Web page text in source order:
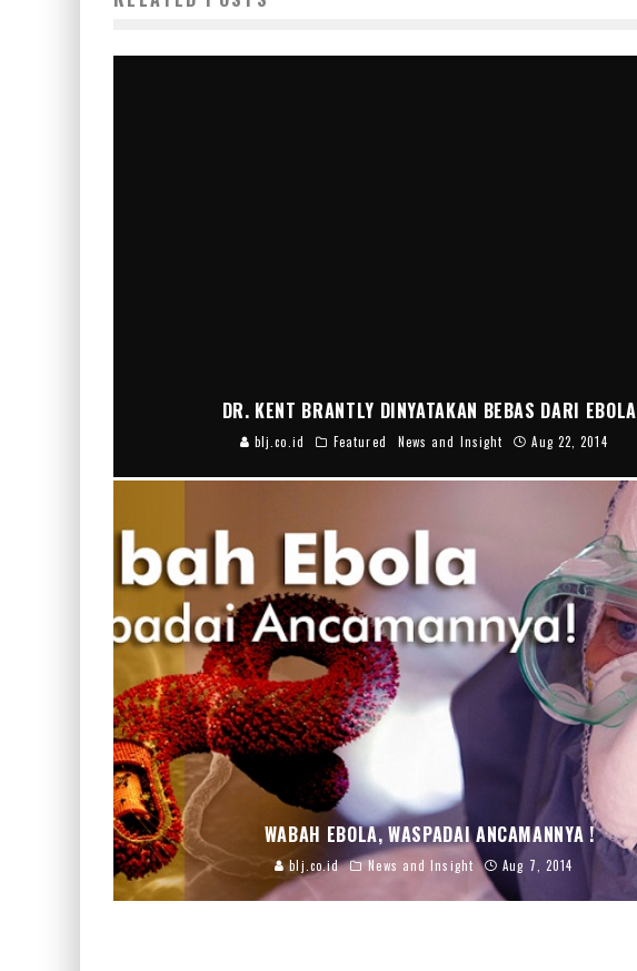
DR. KENT BRANTLY DINYATAKAN BEBAS DARI EBOLA
blj.co.id Featured News and Insight Aug 22, 2014
WABAH EBOLA, WASPADAI ANCAMANNYA !
blj.co.id News and Insight Aug 7, 2014